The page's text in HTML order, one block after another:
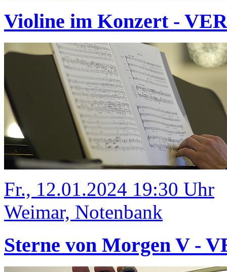
Violine im Konzert -
Fr., 12.01.2024 19:30 Uhr
Weimar, Notenbank
Sterne von Morgen V -